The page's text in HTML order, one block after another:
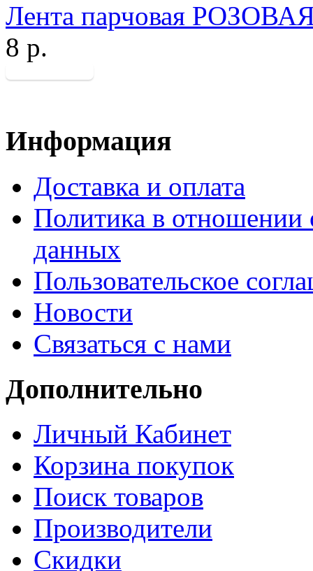
Лента парчовая
8 р.
Информация
Доставка и оплата
Политика в отношении
данных
Пользовательское
Новости
Связаться с нами
Дополнительно
Личный Кабинет
Корзина покупок
Поиск товаров
Производители
Скидки